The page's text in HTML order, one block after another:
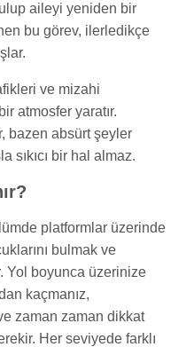
aileyi yeniden bir
bu görev, ilerledikçe
ve mizahi
atmosfer yaratır.
bazen absürt şeyler
sıkıcı bir hal almaz.
platformlar üzerinde
bulmak ve
Yol boyunca üzerinize
kaçmanız,
zaman zaman dikkat
Her seviyede farklı